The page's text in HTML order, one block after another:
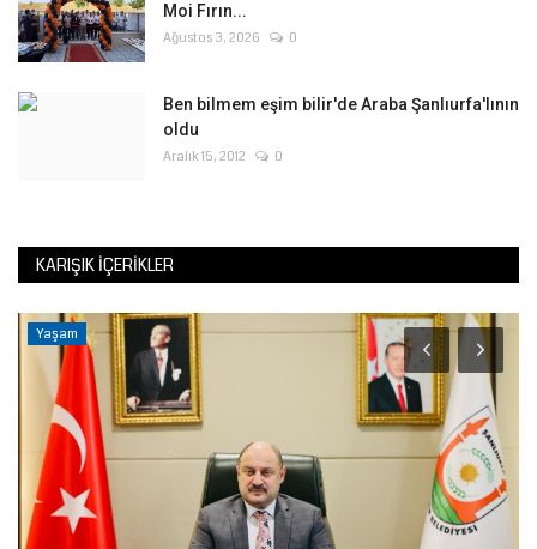
Moi Fırın...
Ağustos 3, 2026 0
Ben bilmem eşim bilir'de Araba Şanlıurfa'lının
oldu
Aralık 15, 2012 0
KARIŞIK İÇERIKLER
Yaşam